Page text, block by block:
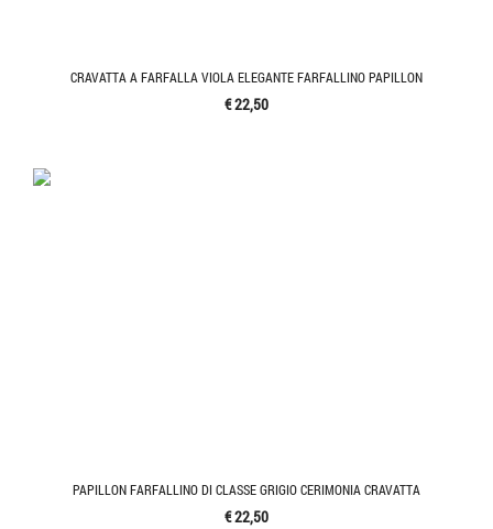
CRAVATTA A FARFALLA VIOLA ELEGANTE FARFALLINO PAPILLON
€ 22,50
PAPILLON FARFALLINO DI CLASSE GRIGIO CERIMONIA CRAVATTA
€ 22,50